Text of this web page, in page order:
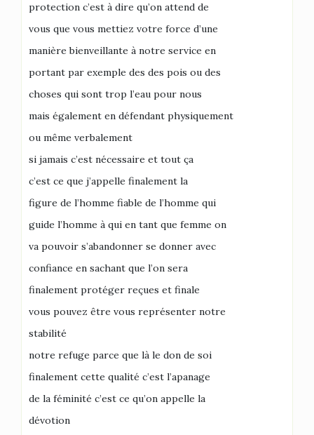
protection c’est à dire qu’on attend de
vous que vous mettiez votre force d’une
manière bienveillante à notre service en
portant par exemple des des pois ou des
choses qui sont trop l’eau pour nous
mais également en défendant physiquement
ou même verbalement
si jamais c’est nécessaire et tout ça
c’est ce que j’appelle finalement la
figure de l’homme fiable de l’homme qui
guide l’homme à qui en tant que femme on
va pouvoir s’abandonner se donner avec
confiance en sachant que l’on sera
finalement protéger reçues et finale
vous pouvez être vous représenter notre
stabilité
notre refuge parce que là le don de soi
finalement cette qualité c’est l’apanage
de la féminité c’est ce qu’on appelle la
dévotion